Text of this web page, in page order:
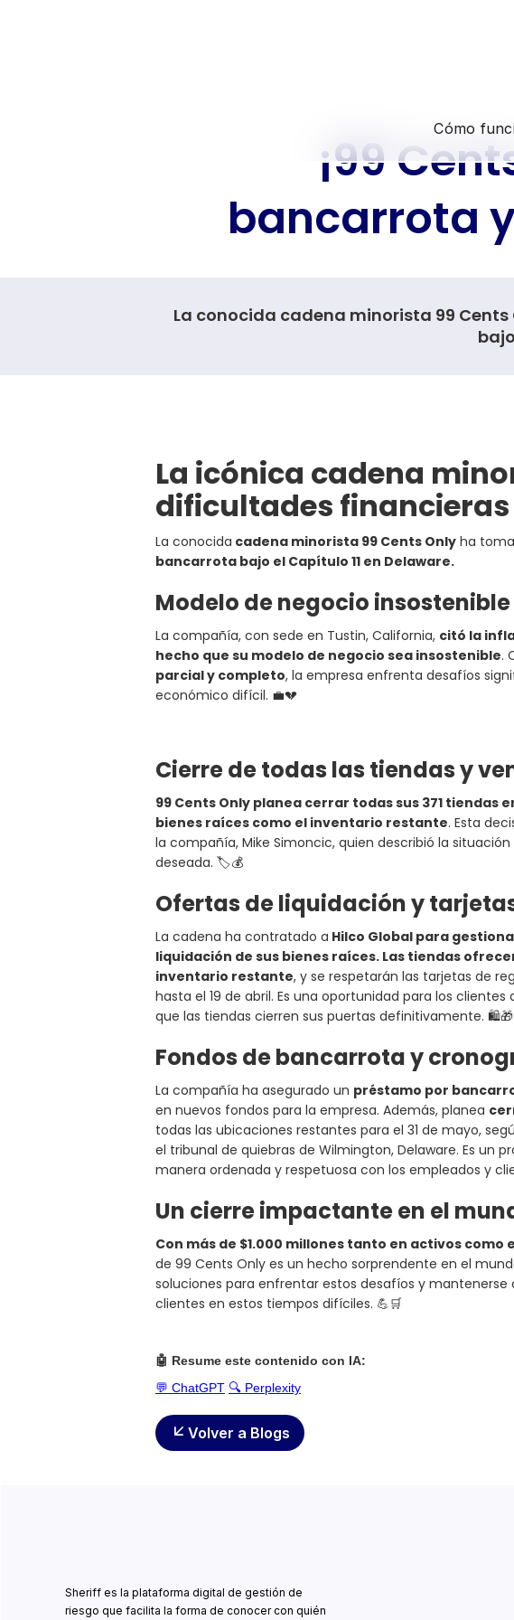
Cómo
¡99
bancarrota
La conocida cadena minorista 99
La icónica cadena
dificultades financieras
La conocida cadena minorista 99 Cents Only ha
bancarrota bajo el Capítulo 11 en Delaware.
Modelo de negocio insostenible
La compañía, con sede en Tustin, California, citó la
hecho que su modelo de negocio sea insostenible.
parcial y completo, la empresa enfrenta desafíos
económico difícil. 💼💔
Cierre de todas las tiendas y
99 Cents Only planea cerrar todas sus 371 tiendas
bienes raíces como el inventario restante. Esta
la compañía, Mike Simoncic, quien describió la
deseada. 🏷️💰
Ofertas de liquidación y
La cadena ha contratado a Hilco Global para
liquidación de sus bienes raíces. Las tiendas
inventario restante, y se respetarán las tarjetas de
hasta el 19 de abril. Es una oportunidad para los
que las tiendas cierren sus puertas definitivamente. 🛍️🎁
Fondos de bancarrota y
La compañía ha asegurado un préstamo por
en nuevos fondos para la empresa. Además, planea
todas las ubicaciones restantes para el 31 de mayo,
el tribunal de quiebras de Wilmington, Delaware. Es un
manera ordenada y respetuosa con los empleados y
Un cierre impactante en el
Con más de $1.000 millones tanto en activos como
de 99 Cents Only es un hecho sorprendente en el
soluciones para enfrentar estos desafíos y
clientes en estos tiempos difíciles. 💪🛒
🤖 Resume este contenido con IA:
💬 ChatGPT 🔍 Perplexity
Volver a Blogs
Sheriff es la plataforma digital de gestión de
riesgo que facilita la forma de conocer con quién